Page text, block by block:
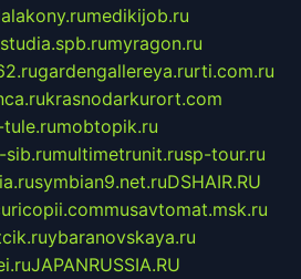
medikijob.ru
myragon.ru
gardengallereya.rurti.com.ru
krasnodarkurort.com
mobtopik.ru
multimetrunit.rusp-tour.ru
symbian9.net.ruDSHAIR.RU
musavtomat.msk.ru
ybaranovskaya.ru
JAPANRUSSIA.RU